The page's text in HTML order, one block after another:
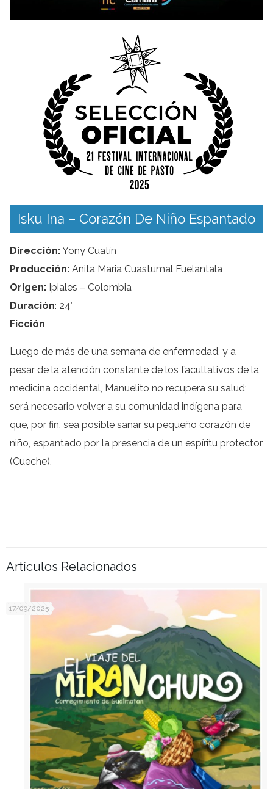
Isku Ina – Corazón De Niño Espantado
Dirección:Yony Cuatín
Producción: Anita Maria Cuastumal Fuelantala
Origen: Ipiales – Colombia
Duración: 24′
Ficción
Luego de más de una semana de enfermedad, y a
pesar de la atención constante de los facultativos de la
medicina occidental, Manuelito no recupera su salud;
será necesario volver a su comunidad indígena para
que, por fin, sea posible sanar su pequeño corazón de
niño, espantado por la presencia de un espíritu protector
(Cueche).
Artículos Relacionados
17/09/2025